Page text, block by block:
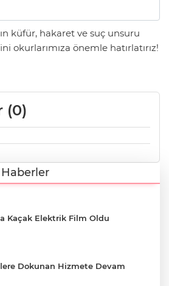
küfür, hakaret ve suç unsuru
okurlarımıza önemle hatırlatırız!
(0)
Kaçak Elektrik Film Oldu
Dokunan Hizmete Devam